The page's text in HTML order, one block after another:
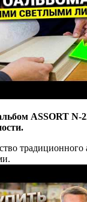
ASSORT N-
традиционного